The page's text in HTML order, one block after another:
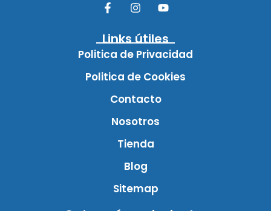
Links útiles
Politica de Privacidad
Politica de Cookies
Contacto
Nosotros
Tienda
Blog
Sitemap